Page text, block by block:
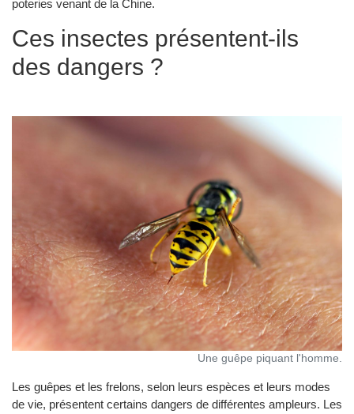
poteries venant de la Chine.
Ces insectes présentent-ils
des dangers ?
Une guêpe piquant l'homme.
Les guêpes et les frelons, selon leurs espèces et leurs modes
de vie, présentent certains dangers de différentes ampleurs. Les